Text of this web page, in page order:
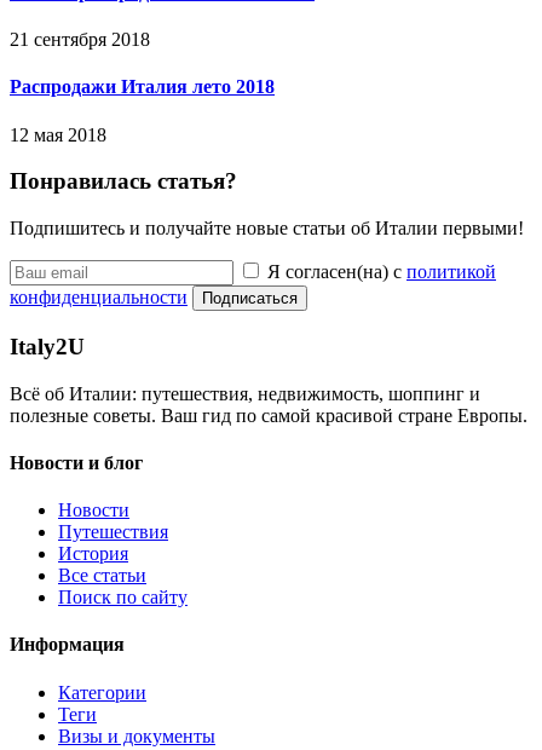
21 сентября 2018
Распродажи Италия лето 2018
12 мая 2018
Понравилась статья?
Подпишитесь и получайте новые статьи об Италии первыми!
Я согласен(на) с политикой
конфиденциальности
Подписаться
Italy2U
Всё об Италии: путешествия, недвижимость, шоппинг и
полезные советы. Ваш гид по самой красивой стране Европы.
Новости и блог
Новости
Путешествия
История
Все статьи
Поиск по сайту
Информация
Категории
Теги
Визы и документы